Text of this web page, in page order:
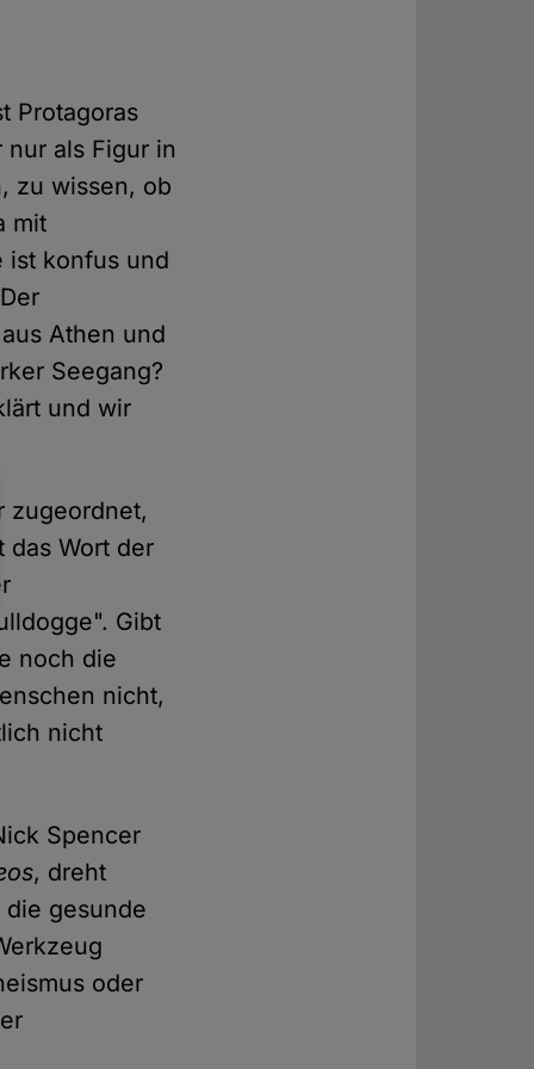
Protagoras
als Figur in
zu wissen, ob
mit
ist konfus und
Athen und
Seegang?
und wir
zugeordnet,
das Wort der
Gibt
noch die
nicht,
nicht
Spencer
, dreht
gesunde
oder